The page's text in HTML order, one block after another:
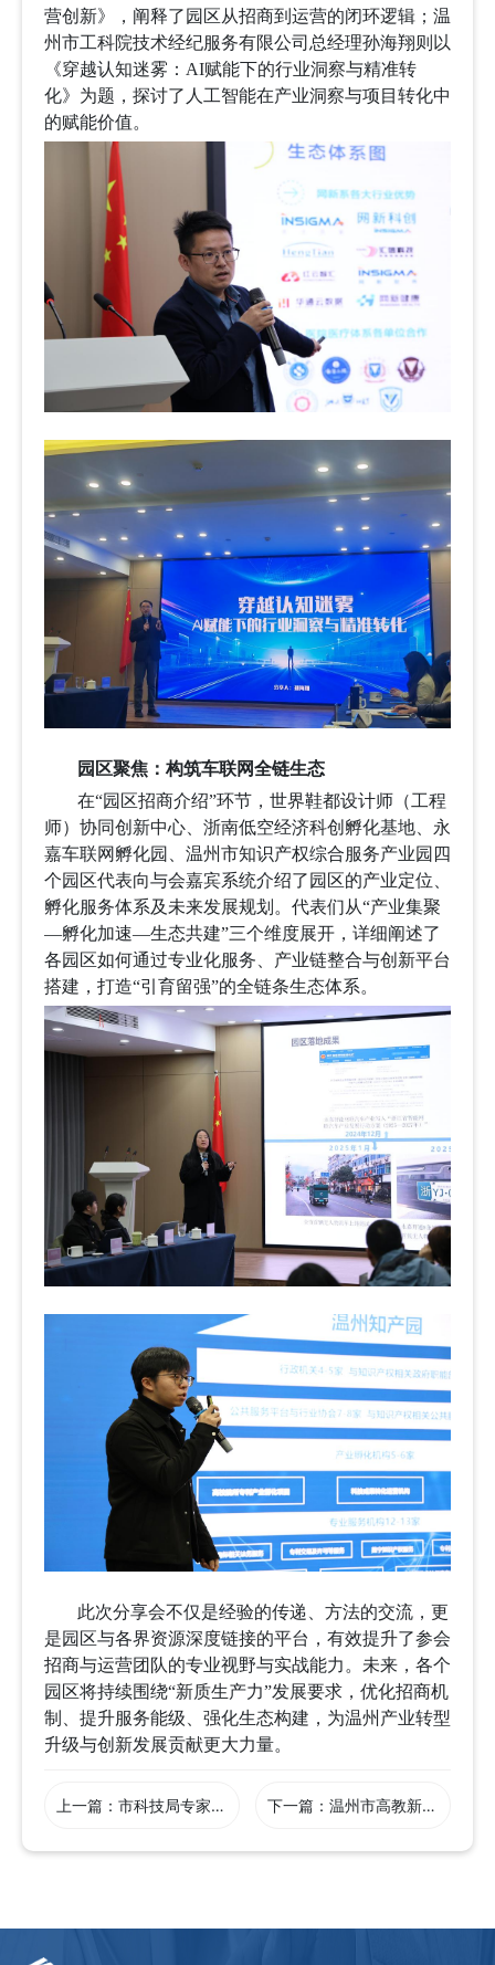
营创新》，阐释了园区从招商到运营的闭环逻辑；温
州市工科院技术经纪服务有限公司总经理孙海翔则以
《穿越认知迷雾： AI赋能下的行业洞察与精准转
化》为题，探讨了人工智能在产业洞察与项目转化中
的赋能价值。
园区聚焦：构筑车联网全链生态
在“园区招商介绍”环节， 世界鞋都设计师（工程
师）协同创新中心、浙南低空经济科创孵化基地、 永
嘉车联网孵化园
、温州市知识产权综合服务产业园四
个园区代表向与会嘉宾系统介绍了园区的产业定位、
孵化服务体系及未来发展规划。 代表们从“产业集聚
—孵化加速—生态共建”三个维度展开，详细阐述了
各园区如何通过专业化服务、产业链整合与创新平台
搭建，打造“引育留强”的全链条生态体系。
此次分享会不仅是经验的传递、方法的交流，更
是园区与各界资源深度链接的平台 ，有效提升了参会
招商与运营团队的专业视野与实战能力 。未来， 各个
园区将持续围绕“新质生产力”发展要求，优化招商机
制、提升服务能级、强化生态构建，为温州产业转型
升级与创新发展贡献更大力量。
上一篇： 市科技局专家组莅临我院开展市级新型研发机构认定现场评审 下一篇：温州市高教新区发展中心来我院交流对接